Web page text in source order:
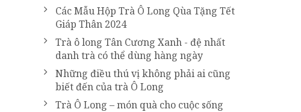
Các Mẫu Hộp Trà Ô Long Qùa Tặng Tết
Giáp Thân 2024
Trà ô long Tân Cương Xanh - đệ nhất
danh trà có thể dùng hàng ngày
Những điều thú vị không phải ai cũng
biết đến của trà Ô Long
Trà Ô Long – món quà cho cuộc sống